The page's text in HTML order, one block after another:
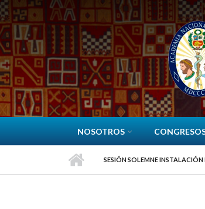
Pasar al contenido principal
NOSOTROS
SESIÓN SOLEMNE